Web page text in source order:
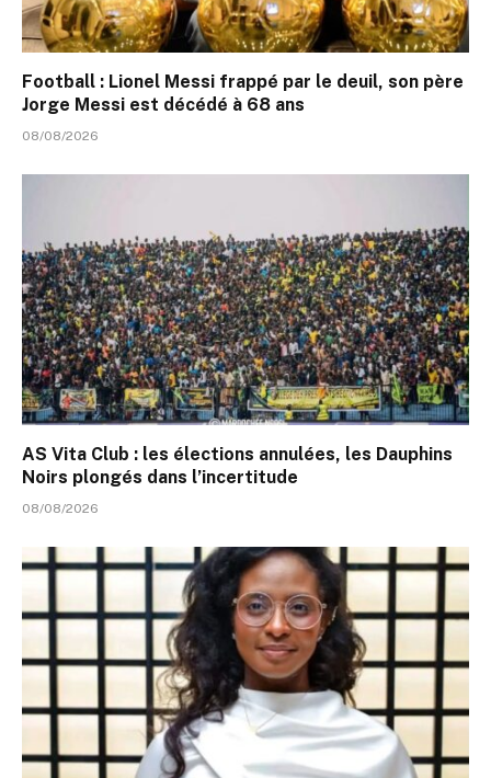
Football : Lionel Messi frappé par le deuil, son père
Jorge Messi est décédé à 68 ans
08/08/2026
AS Vita Club : les élections annulées, les Dauphins
Noirs plongés dans l’incertitude
08/08/2026